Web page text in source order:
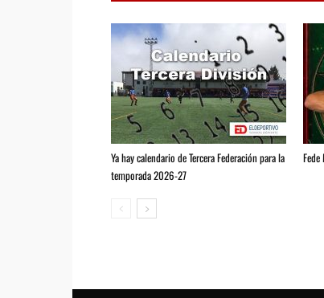
Ya hay calendario de Tercera Federación para la
temporada 2026-27